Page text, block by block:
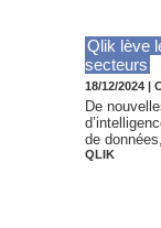
Qlik lève
secteurs
18/12/2024 |
De
de
QLIK